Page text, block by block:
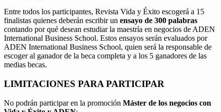
Entre todos los participantes, Revista Vida y Éxito escogerá a 15
finalistas quienes deberán escribir un ensayo de 300 palabras
contando por qué desean estudiar la maestría en negocios de ADEN
International Business School. Estos ensayos serán evaluados por
ADEN International Business School, quien será la responsable de
escoger al ganador de la beca completa y a los 5 ganadores de las
medias becas.
LIMITACIONES PARA PARTICIPAR
No podrán participar en la promoción Máster de los negocios con